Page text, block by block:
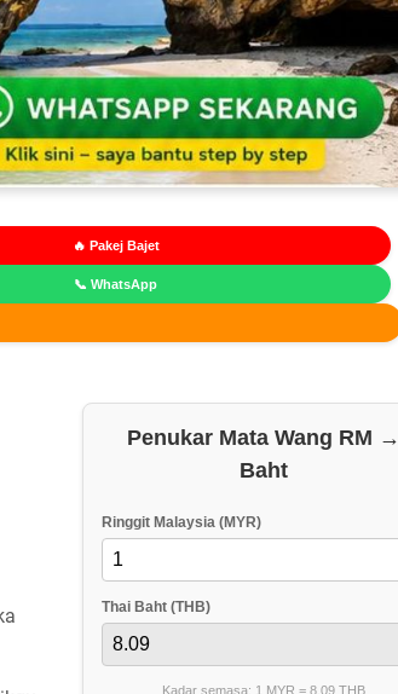
🔥 Pakej Bajet
📞 WhatsApp
Penukar Mata Wang RM →
Baht
Ringgit Malaysia (MYR)
Thai Baht (THB)
Kadar semasa: 1 MYR = 8.09 THB